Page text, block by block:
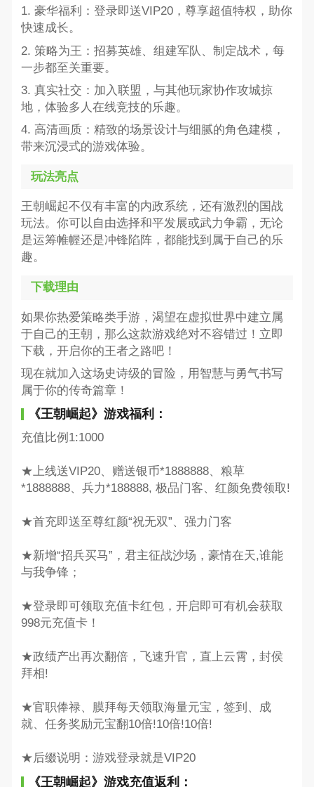
1. 豪华福利：登录即送VIP20，尊享超值特权，助你
快速成长。
2. 策略为王：招募英雄、组建军队、制定战术，每
一步都至关重要。
3. 真实社交：加入联盟，与其他玩家协作攻城掠
地，体验多人在线竞技的乐趣。
4. 高清画质：精致的场景设计与细腻的角色建模，
带来沉浸式的游戏体验。
玩法亮点
王朝崛起不仅有丰富的内政系统，还有激烈的国战
玩法。你可以自由选择和平发展或武力争霸，无论
是运筹帷幄还是冲锋陷阵，都能找到属于自己的乐
趣。
下载理由
如果你热爱策略类手游，渴望在虚拟世界中建立属
于自己的王朝，那么这款游戏绝对不容错过！立即
下载，开启你的王者之路吧！
现在就加入这场史诗级的冒险，用智慧与勇气书写
属于你的传奇篇章！
《王朝崛起》游戏福利：
充值比例1:1000
★上线送VIP20、赠送银币*1888888、粮草
*1888888、兵力*188888, 极品门客、红颜免费领取!
★首充即送至尊红颜“祝无双”、强力门客
★新增“招兵买马”，君主征战沙场，豪情在天,谁能
与我争锋；
★登录即可领取充值卡红包，开启即可有机会获取
998元充值卡！
★政绩产出再次翻倍，飞速升官，直上云霄，封侯
拜相!
★官职俸禄、膜拜每天领取海量元宝，签到、成
就、任务奖励元宝翻10倍!10倍!10倍!
★后缀说明：游戏登录就是VIP20
《王朝崛起》游戏充值返利：